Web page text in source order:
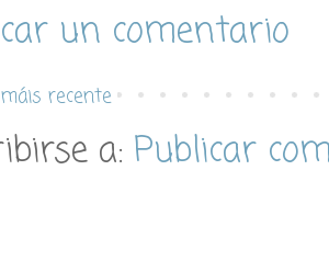
un comentario
recente
a: Publicar